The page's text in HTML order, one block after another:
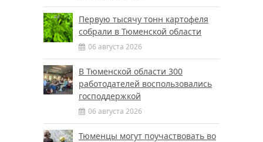
Первую тысячу тонн картофеля
собрали в Тюменской области
06 августа 2026
В Тюменской области 300
работодателей воспользовались
господдержкой
06 августа 2026
Тюменцы могут поучаствовать во